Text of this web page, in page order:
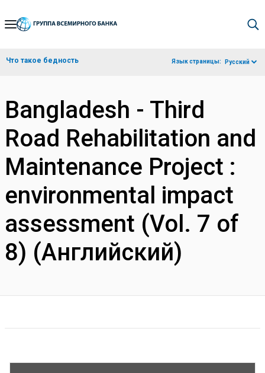
Skip
Navigation
Что такое бедность Язык страницы: Русский
Bangladesh - Third
Road Rehabilitation and
Maintenance Project :
environmental impact
assessment (Vol. 7 of
8) (Английский)